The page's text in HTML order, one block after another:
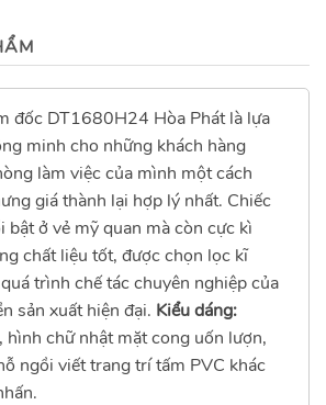
đốc DT1680H24 Hòa Phát là lựa
minh cho những khách hàng
làm việc của mình một cách
giá thành lại hợp lý nhất. Chiếc
bật ở vẻ mỹ quan mà còn cực kì
chất liệu tốt, được chọn lọc kĩ
trình chế tác chuyên nghiệp của
sản xuất hiện đại. Kiểu dáng:
hình chữ nhật mặt cong uốn lượn,
ngồi viết trang trí tấm PVC khác